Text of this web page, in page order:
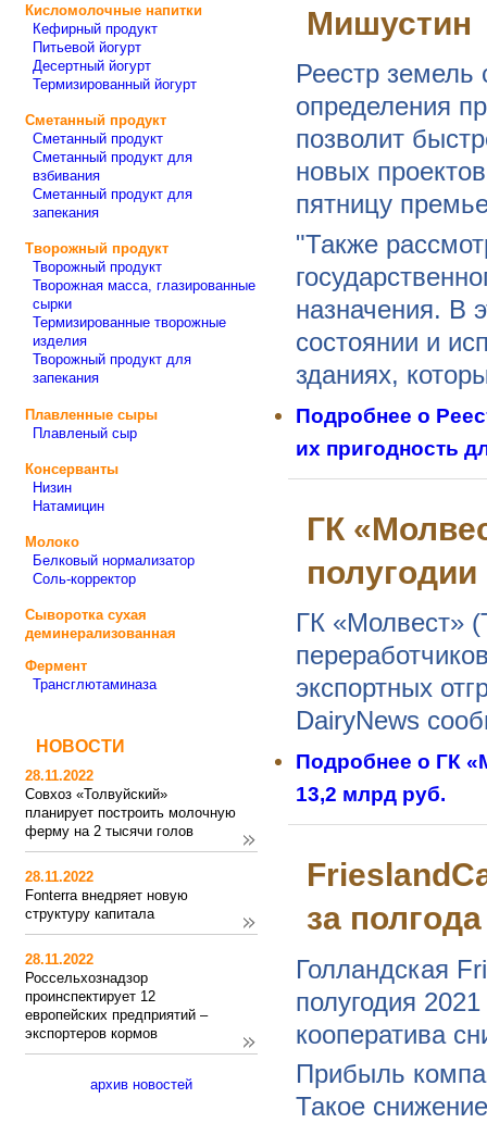
Кисломолочные напитки
Кефирный продукт
Питьевой йогурт
Десертный йогурт
Термизированный йогурт
Сметанный продукт
Сметанный продукт
Сметанный продукт для
взбивания
Сметанный продукт для
запекания
Творожный продукт
Творожный продукт
Творожная масса, глазированные
сырки
Термизированные творожные
изделия
Творожный продукт для
запекания
Плавленные сыры
Плавленый сыр
Консерванты
Низин
Натамицин
Молоко
Белковый нормализатор
Соль-корректор
Сыворотка сухая
деминерализованная
Фермент
Трансглютаминаза
НОВОСТИ
28.11.2022
Совхоз «Толвуйский»
планирует построить молочную
ферму на 2 тысячи голов
28.11.2022
Fonterra внедряет новую
структуру капитала
28.11.2022
Россельхознадзор
проинспектирует 12
европейских предприятий –
экспортеров кормов
архив новостей
Мишустин
Реестр земель
определения
позволит
новых
пятницу
"Также
назначения​​​. В
состоянии и
зданиях,
Подробнее о
их пригодность
ГК
ГК «Молвест»
экспортных
DairyNews
Подробнее о ГК
13,2 млрд руб.
за полгода
Голландская
полугодия
кооператива
Прибыль
Такое